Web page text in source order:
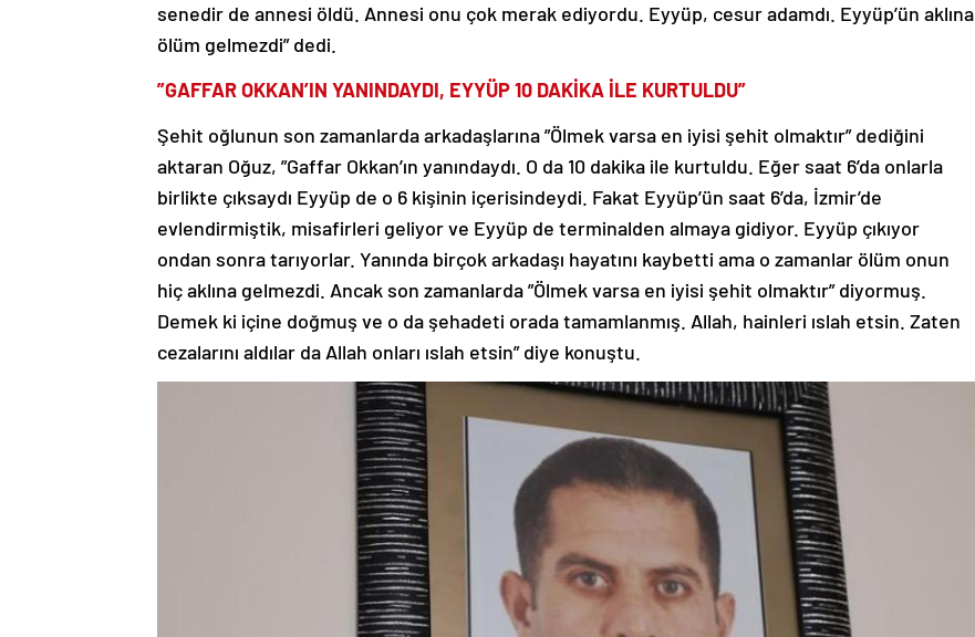
senedir de annesi öldü. Annesi onu çok merak ediyordu. Eyyüp, cesur adamdı. Eyyüp’ün aklına
ölüm gelmezdi” dedi.
”GAFFAR OKKAN’IN YANINDAYDI, EYYÜP 10 DAKİKA İLE KURTULDU”
Şehit oğlunun son zamanlarda arkadaşlarına ”Ölmek varsa en iyisi şehit olmaktır” dediğini
aktaran Oğuz, ”Gaffar Okkan’ın yanındaydı. O da 10 dakika ile kurtuldu. Eğer saat 6’da onlarla
birlikte çıksaydı Eyyüp de o 6 kişinin içerisindeydi. Fakat Eyyüp’ün saat 6’da, İzmir’de
evlendirmiştik, misafirleri geliyor ve Eyyüp de terminalden almaya gidiyor. Eyyüp çıkıyor
ondan sonra tarıyorlar. Yanında birçok arkadaşı hayatını kaybetti ama o zamanlar ölüm onun
hiç aklına gelmezdi. Ancak son zamanlarda ”Ölmek varsa en iyisi şehit olmaktır” diyormuş.
Demek ki içine doğmuş ve o da şehadeti orada tamamlanmış. Allah, hainleri ıslah etsin. Zaten
cezalarını aldılar da Allah onları ıslah etsin” diye konuştu.